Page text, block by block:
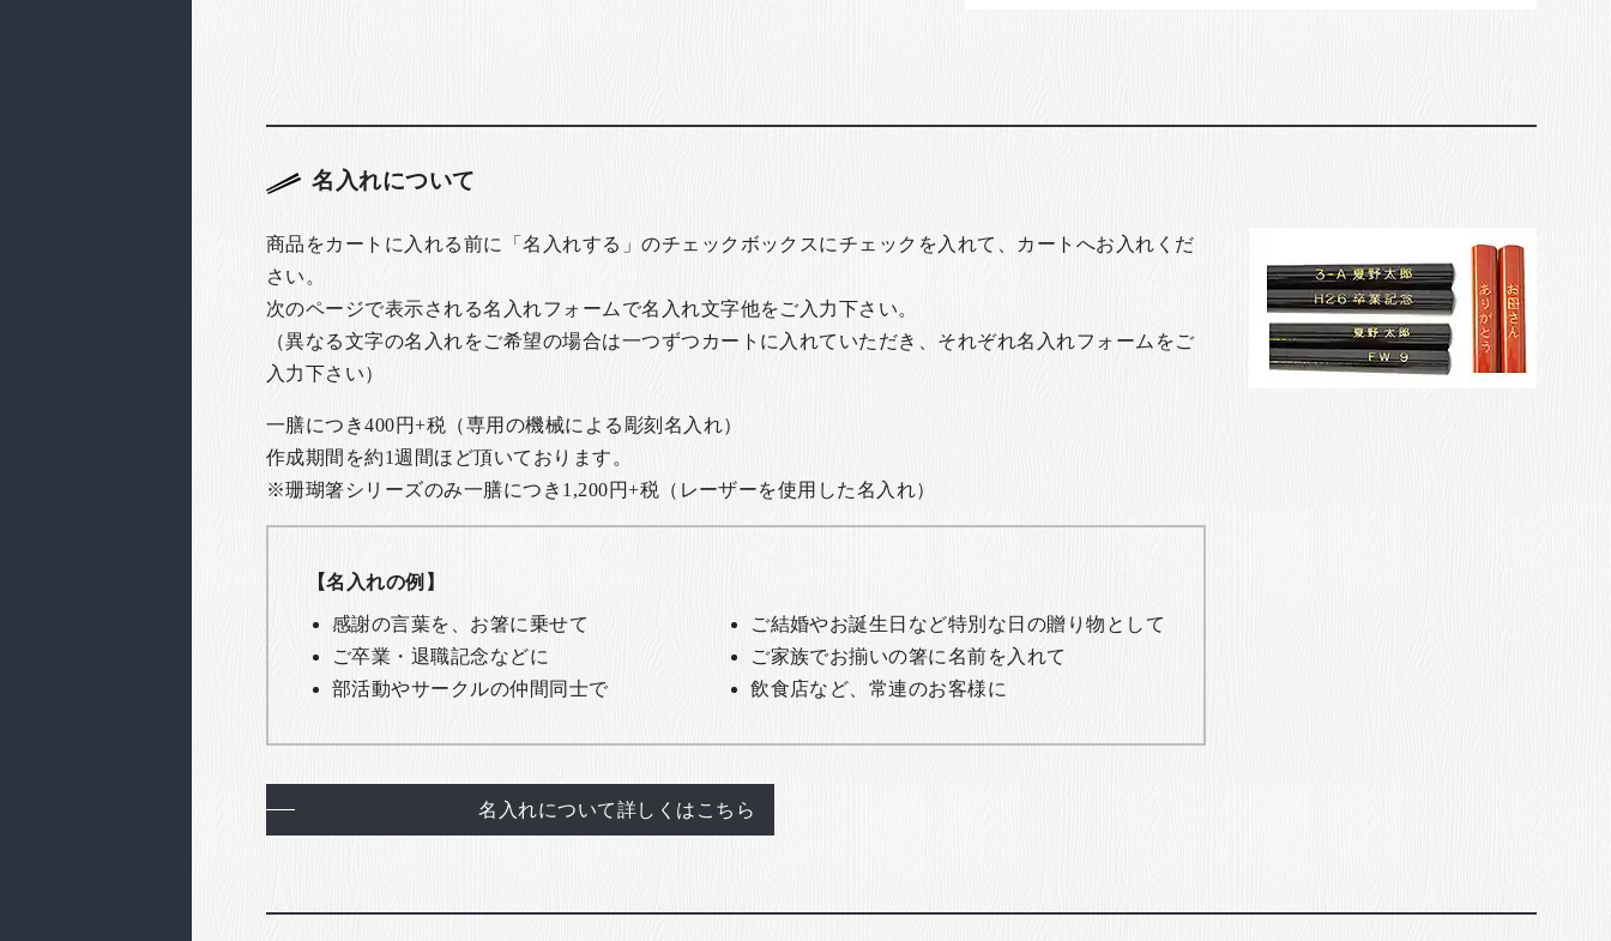
名入れについて
商品をカートに入れる前に「名入れする」のチェックボックスにチェックを入れて、カートへお入れくだ
さい。
次のページで表示される名入れフォームで名入れ文字他をご入力下さい。
（異なる文字の名入れをご希望の場合は一つずつカートに入れていただき、それぞれ名入れフォームをご
入力下さい）
一膳につき400円+税（専用の機械による彫刻名入れ）
作成期間を約1週間ほど頂いております。
※珊瑚箸シリーズのみ一膳につき1,200円+税 （レーザーを使用した名入れ）
【名入れの例】
感謝の言葉を、お箸に乗せて
ご結婚やお誕生日など特別な日の贈り物として
ご卒業・退職記念などに
ご家族でお揃いの箸に名前を入れて
部活動やサークルの仲間同士で
飲食店など、常連のお客様に
名入れについて詳しくはこちら